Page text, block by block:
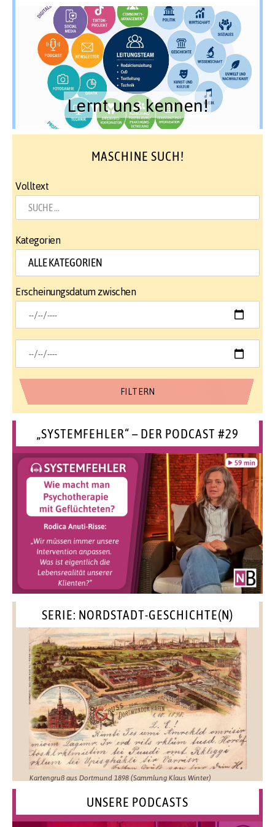
Lernt uns kennen!
MASCHINE SUCH!
Volltext
Kategorien
Erscheinungsdatum zwischen
„SYSTEMFEHLER“ – DER PODCAST #29
SERIE: NORDSTADT-GESCHICHTE(N)
Kartengruß aus Dortmund 1898 (Sammlung Klaus Winter)
UNSERE PODCASTS